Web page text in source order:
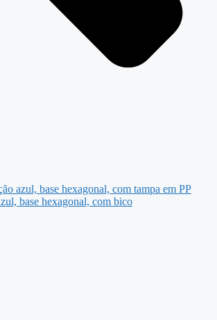
azul, base hexagonal, com tampa em PP
base hexagonal, com bico